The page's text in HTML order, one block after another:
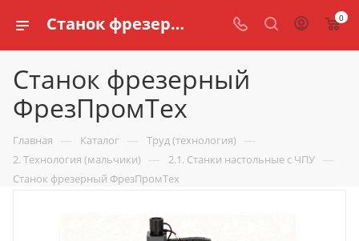
Станок фрезерный ФрезПромТех купить по доступной цене в интернет магазине schools.ru 0
Станок фрезерный
ФрезПромТех
Главная — Каталог — Труд (технология) —
2. Технология (мальчики) — 2.1. Станки настольные с ЧПУ —
Станок фрезерный ФрезПромТех